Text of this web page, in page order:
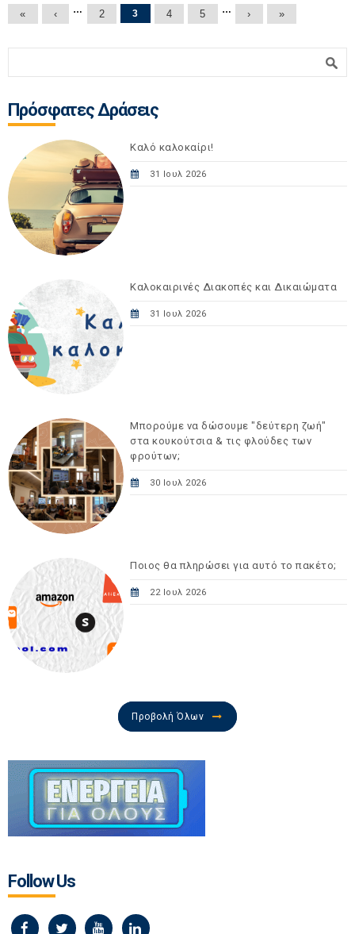
Σελίδες
« ‹ … 2 3 4 5 … › »
Πρόσφατες Δράσεις
Καλό καλοκαίρι!
31 Ιουλ 2026
Καλοκαιρινές Διακοπές και Δικαιώματα
31 Ιουλ 2026
Μπορούμε να δώσουμε "δεύτερη ζωή"
στα κουκούτσια & τις φλούδες των
φρούτων;
30 Ιουλ 2026
Ποιος θα πληρώσει για αυτό το πακέτο;
22 Ιουλ 2026
Προβολή Όλων
Follow Us